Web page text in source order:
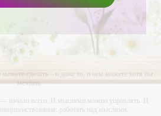
можете сделать – и даже то, о чем можете хотя бы
мечтать.
начало всего. И мыслями можно управлять. И
работать над мыслями.